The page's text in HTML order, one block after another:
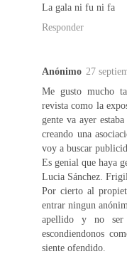
La gala ni fu ni fa
Responder
Anónimo 27
Me gusto mucho
revista como la
gente va ayer
creando una
voy a buscar
Es genial que haya
Lucia Sánchez.
Por cierto al
entrar ningun
apellido y no ser
escondiendonos
siente ofendido.